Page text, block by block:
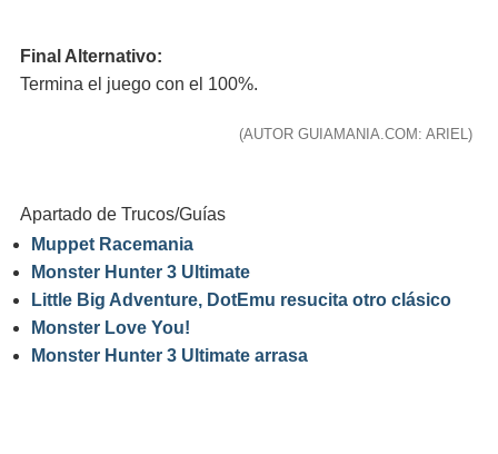
Final Alternativo:
Termina el juego con el 100%.
(AUTOR GUIAMANIA.COM: ARIEL)
Apartado de Trucos/Guías
Muppet Racemania
Monster Hunter 3 Ultimate
Little Big Adventure, DotEmu resucita otro clásico
Monster Love You!
Monster Hunter 3 Ultimate arrasa